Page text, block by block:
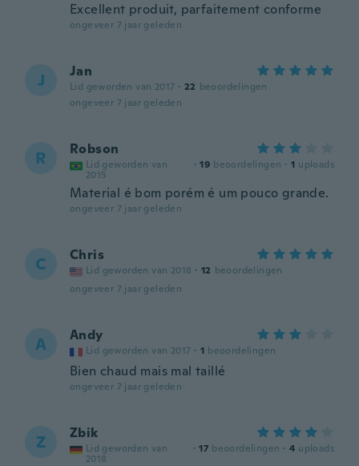
Excellent produit, parfaitement conforme
ongeveer 7 jaar geleden
J Jan
Lid geworden van 2017 · 22 beoordelingen
ongeveer 7 jaar geleden
R Robson
Lid geworden van
2015
· 19 beoordelingen · 1 uploads
Material é bom porém é um pouco grande.
ongeveer 7 jaar geleden
C Chris
Lid geworden van 2018 · 12 beoordelingen
ongeveer 7 jaar geleden
A Andy
Lid geworden van 2017 · 1 beoordelingen
Bien chaud mais mal taillé
ongeveer 7 jaar geleden
Z Zbik
Lid geworden van
2018
· 17 beoordelingen · 4 uploads